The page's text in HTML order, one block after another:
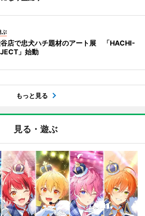
ぶ
店で忠犬ハチ題材のアート展 「HACHI-
」始動
もっと見る
見る・遊ぶ